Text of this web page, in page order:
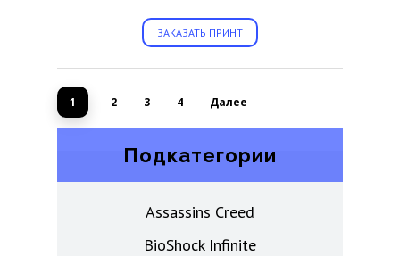
ЗАКАЗАТЬ ПРИНТ
1 2 3 4 Далее
Подкатегории
Assassins Creed
BioShock Infinite